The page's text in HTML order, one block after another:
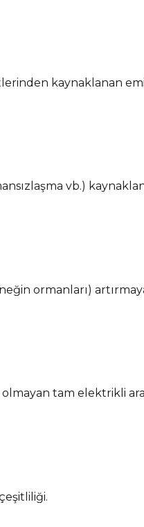
kaynaklanan
vb.)
ormanları)
tam elektrikli